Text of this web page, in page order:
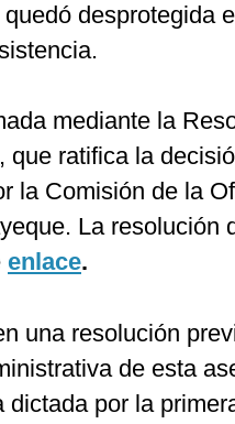
desprotegida
mediante la
que ratifica la
la Comisión de la
La resolución
enlace.
una resolución
de esta
dictada por la